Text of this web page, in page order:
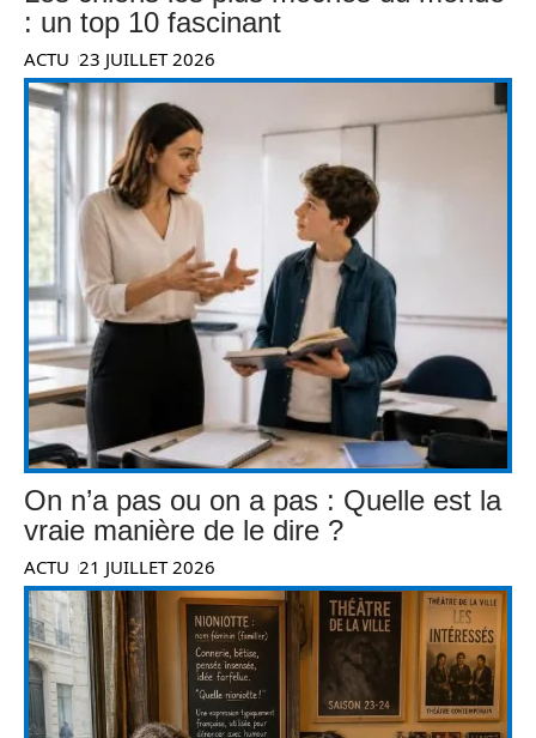
: un top 10 fascinant
ACTU 23 JUILLET 2026
On n’a pas ou on a pas : Quelle est la
vraie manière de le dire ?
ACTU 21 JUILLET 2026